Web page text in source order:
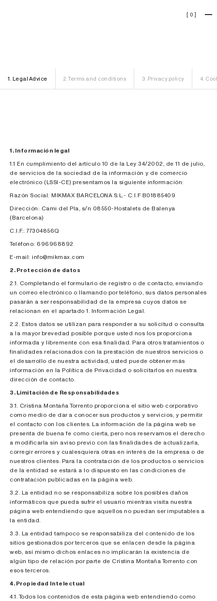
[ 0 ]
Legal
1 Legal Advice 2 Terms and conditions 3 Privacy policy 4
1. Información legal
1.1 En cumplimiento del artículo 10 de la Ley 34/2002, de 11 de julio,
de servicios de la sociedad de la información y de comercio
electrónico (LSSI-CE) presentamos la siguiente información:
Razón Social: MIKMAX BARCELONA S.L.- C.I.F B01885409
Dirección: Cami del Pla, s/n 08550-Hostalets de Balenya
(Barcelona)
C.I.F.: 77304856Q
Teléfono: 696968892
E-mail: info@mikmax.com
2. Protección de datos
2.1. Completando el formulario de registro o de contacto, enviando
un correo electrónico o llamando por teléfono, sus datos personales
pasarán a ser responsabilidad de la empresa cuyos datos se
relacionan en el apartado 1. Información Legal.
2.2. Estos datos se utilizan para responder a su solicitud o consulta
a la mayor brevedad posible porque usted nos los proporciona
informada y libremente con esa finalidad. Para otros tratamientos o
finalidades relacionados con la prestación de nuestros servicios o
el desarrollo de nuestra actividad, usted puede obtener más
información en la Política de Privacidad o solicitarlos en nuestra
dirección de contacto.
3. Limitación de Responsabilidades
3.1. Cristina Montaña Torrento proporciona el sitio web corporativo
como medio de dar a conocer sus productos y servicios, y permitir
el contacto con los clientes. La información de la página web se
presenta de buena fe como cierta, pero nos reservamos el derecho
a modificarla sin aviso previo con las finalidades de actualizarla,
corregir errores y cualesquiera otras en interés de la empresa o de
nuestros clientes. Para la contratación de los productos o servicios
de la entidad se estará a lo dispuesto en las condiciones de
contratación publicadas en la página web.
3.2. La entidad no se responsabiliza sobre los posibles daños
informáticos que pueda sufrir el usuario mientras visita nuestra
página web entendiendo que aquellos no puedan ser imputables a
la entidad.
3.3. La entidad tampoco se responsabiliza del contenido de los
sitios gestionados por terceros que se enlacen desde la página
web, así mismo dichos enlaces no implicarán la existencia de
algún tipo de relación por parte de Cristina Montaña Torrento con
esos terceros.
4. Propiedad Intelectual
4.1. Todos los contenidos de esta página web entendiendo como